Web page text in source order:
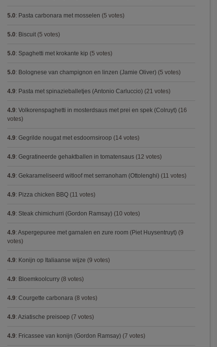
5.0: Pasta carbonara met mosselen (5 votes)
5.0: Biscuit (5 votes)
5.0: Spaghetti met krokante kip (5 votes)
5.0: Bolognese van champignon en linzen (Jamie Oliver) (5 votes)
4.9: Pasta met spinazieballetjes (Antonio Carluccio) (21 votes)
4.9: Volkorenspaghetti in mosterdsaus met prei en spek (Colruyt) (16
votes)
4.9: Gegrilde nougat met esdoornsiroop (14 votes)
4.9: Gegratineerde gehaktballen in tomatensaus (12 votes)
4.9: Gekarameliseerd witloof met serranoham (Ottolenghi) (11 votes)
4.9: Pizza chicken BBQ (11 votes)
4.9: Steak chimichurri (Gordon Ramsay) (10 votes)
4.9: Aspergepuree met garnalen en zure room (Piet Huysentruyt) (9
votes)
4.9: Konijn op Italiaanse wijze (9 votes)
4.9: Bloemkoolcurry (8 votes)
4.9: Courgette carbonara (8 votes)
4.9: Aziatische preisoep (7 votes)
4.9: Fricassee van konijn (Gordon Ramsay) (7 votes)